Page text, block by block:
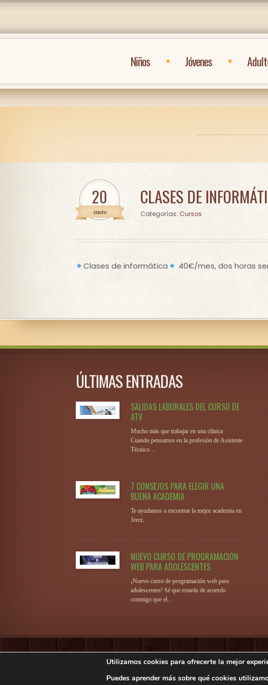
Niños Jóvenes
20
enero
CLASES DE
Cursos
Clases de informática 40€/mes, dos horas
ÚLTIMAS ENTRADAS
SALIDAS LABORALES DEL CURSO DE
ATV
Mucho más que trabajar en una clínica
Cuando pensamos en la profesión de Asistente
Técnico…
7 CONSEJOS PARA ELEGIR UNA
BUENA ACADEMIA
Te ayudamos a encontrar la mejor academia en
Jerez.
NUEVO CURSO DE PROGRAMACIÓN
WEB PARA ADOLESCENTES
¡Nuevo curso de programación web para
adolescentes! Sé que estarás de acuerdo
conmigo que el…
Centro Paloma MariscalNota legal-Política de Privacidad-
Utilizamos cookies para ofrecerte la mejor
Puedes aprender más sobre qué cookies